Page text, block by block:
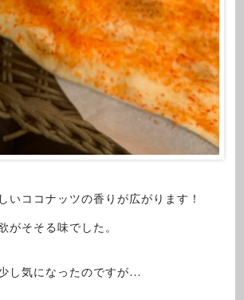
いココナッツの香りが広がります！
がそそる味でした。
し気になったのですが…